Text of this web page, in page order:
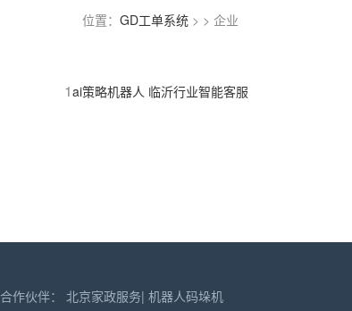
位置： GD工单系统 > > 企业
1ai策略机器人 临沂行业智能客服
合作伙伴： 北京家政服务| 机器人码垛机